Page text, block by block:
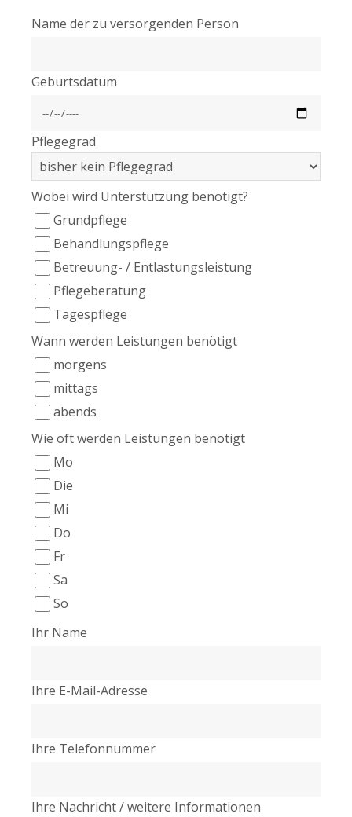
Name der zu versorgenden Person
Geburtsdatum
Pflegegrad
Wobei wird Unterstützung benötigt?
Grundpflege
Behandlungspflege
Betreuung- / Entlastungsleistung
Pflegeberatung
Tagespflege
Wann werden Leistungen benötigt
morgens
mittags
abends
Wie oft werden Leistungen benötigt
Mo
Die
Mi
Do
Fr
Sa
So
Ihr Name
Ihre E-Mail-Adresse
Ihre Telefonnummer
Ihre Nachricht / weitere Informationen